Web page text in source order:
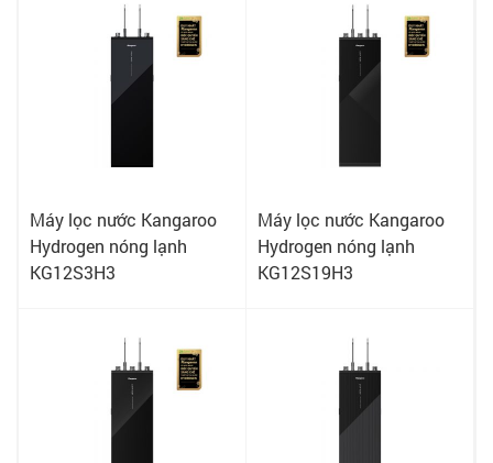
Máy lọc nước Kangaroo
Hydrogen nóng lạnh
KG12S3H3
Máy lọc nước Kangaroo
Hydrogen nóng lạnh
KG12S19H3